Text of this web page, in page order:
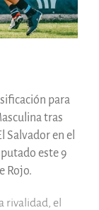
para
tras
Salvador en el
este 9
Rojo.
rivalidad, el